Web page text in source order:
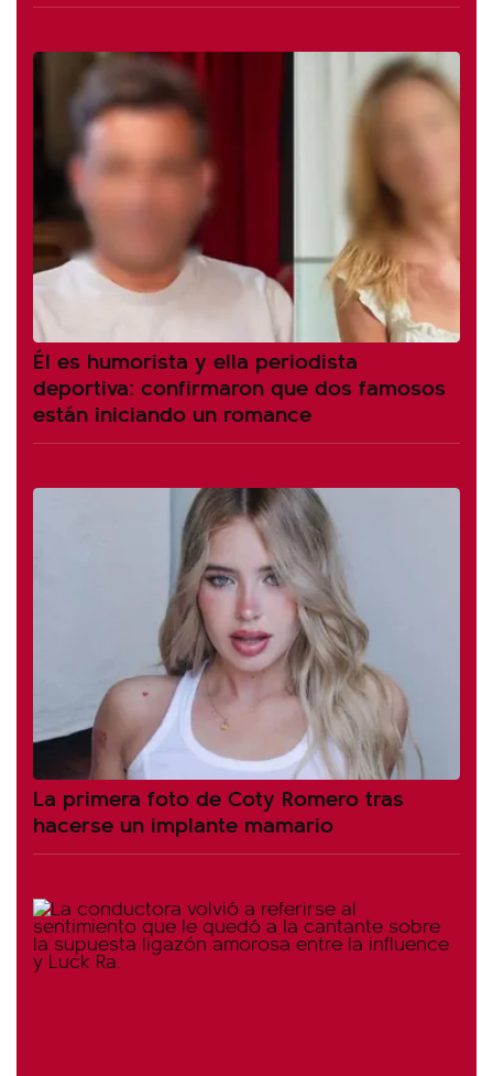
Él es humorista y ella periodista
deportiva: confirmaron que dos famosos
están iniciando un romance
La primera foto de Coty Romero tras
hacerse un implante mamario